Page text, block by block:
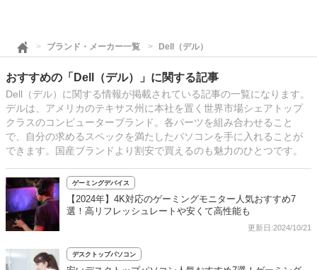
ブランド・メーカー一覧 Dell（デル）
おすすめの「Dell（デル）」に関する記事
Dell（デル）に関する情報が掲載されている記事の一覧になります。
デルは、アメリカのテキサス州に本社を置く世界市場シェアトップ
クラスのコンピューターブランド。各パーツを組み合わせること
で、自分の求めるスペックを満たしたパソコンを手に入れることが
できます。国産ブランドより割安で買えるのも魅力のひとつです。
ゲーミングデバイス
【2024年】4K対応のゲーミングモニター人気おすすめ7
選！高リフレッシュレートや安くて高性能も
更新日:2024/10/21
デスクトップパソコン